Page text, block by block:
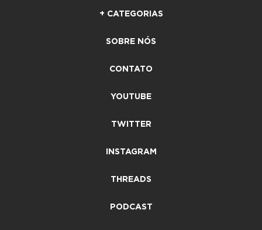
+ CATEGORIAS
SOBRE NÓS
CONTATO
YOUTUBE
TWITTER
INSTAGRAM
THREADS
PODCAST